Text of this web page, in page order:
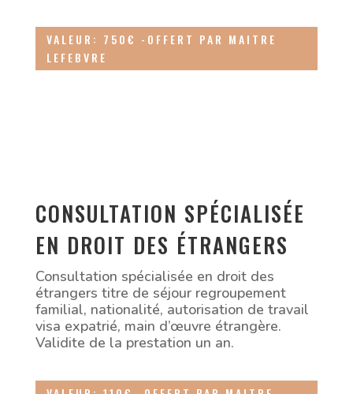
VALEUR: 750€ -OFFERT PAR MAITRE
LEFEBVRE
CONSULTATION SPÉCIALISÉE
EN DROIT DES ÉTRANGERS
Consultation spécialisée en droit des
étrangers titre de séjour regroupement
familial, nationalité, autorisation de travail
visa expatrié, main d’œuvre étrangère.
Validite de la prestation un an.